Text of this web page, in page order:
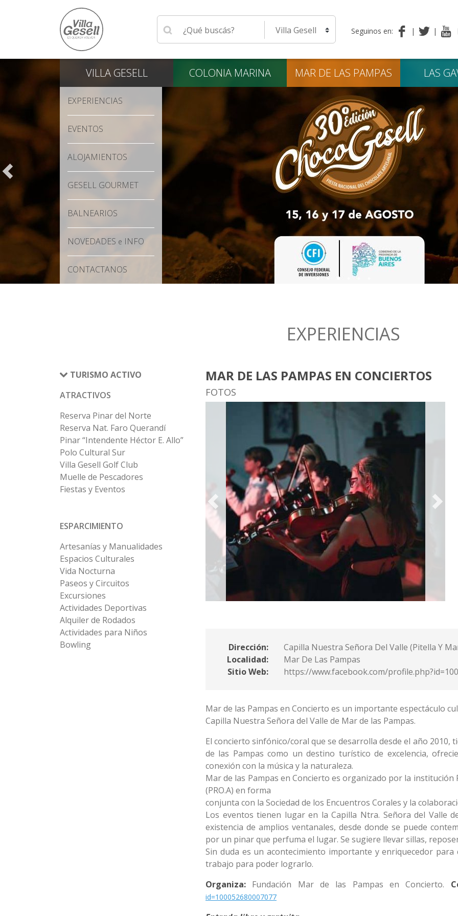
Seleccione una localidad
Seguinos en:
¡VUELVEN
45°
VILLAGESELL COLONIA MARINA MAR DE LAS PAMPAS LAS
EXPERIENCIAS
EVENTOS
ALOJAMIENTOS
GESELL GOURMET
BALNEARIOS
NOVEDADES e INFO
CONTACTANOS
EXPERIENCIAS
TURISMO ACTIVO
ATRACTIVOS
Reserva Pinar del Norte
Reserva Nat. Faro Querandí
Pinar “Intendente Héctor E. Allo”
Polo Cultural Sur
Villa Gesell Golf Club
Muelle de Pescadores
Fiestas y Eventos
ESPARCIMIENTO
Artesanías y Manualidades
Espacios Culturales
Vida Nocturna
Paseos y Circuitos
Excursiones
Actividades Deportivas
Alquiler de Rodados
Actividades para Niños
Bowling
MAR DE LAS PAMPAS EN CONCIERTOS
FOTOS
Dirección:
Capilla Nuestra Señora Del Valle (Pitella Y
Localidad:
Mar De Las Pampas
Sitio Web:
https://www.facebook.com/
Mar de las Pampas en Concierto es un importante espectáculo
Capilla Nuestra Señora del Valle de Mar de las Pampas.
El concierto sinfónico/coral que se desarrolla desde el año
de las Pampas como un destino turístico de excelencia,
conexión con la música y la naturaleza.
Mar de las Pampas en Concierto es organizado por la
(PRO.A) en forma
conjunta con la Sociedad de los Encuentros Corales y la
Los eventos tienen lugar en la Capilla Ntra. Señora del Valle
existencia de amplios ventanales, desde donde se puede
por un pinar que perfuma el lugar. Se sugiere llevar sillas,
Sin duda es un acontecimiento importante y enriquecedor
trabajo para poder lograrlo.
Organiza: Fundación Mar de las Pampas en Concierto.
id=100052680007077